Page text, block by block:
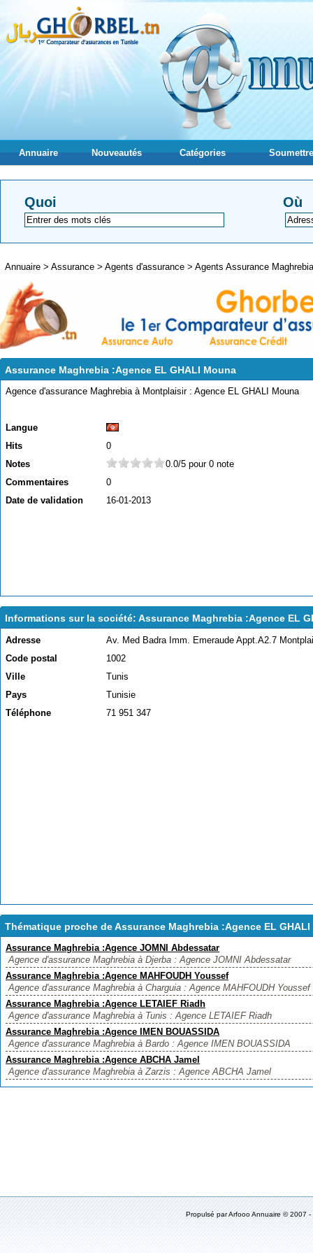
Annuaire Nouveautés Catégories
Quoi Où
Annuaire > Assurance > Agents d'assurance > Agents Assurance Maghrebia
Assurance Maghrebia :Agence EL GHALI Mouna
Agence d'assurance Maghrebia à Montplaisir : Agence EL GHALI Mouna
Langue
Hits
0
Notes
0.0/5 pour 0 note
Commentaires
0
Date de validation
16-01-2013
Informations sur la société: Assurance Maghrebia :Agence EL
Adresse
Av. Med Badra Imm. Emeraude Appt.A2.7
Code postal
1002
Ville
Tunis
Pays
Tunisie
Téléphone
71 951 347
Thématique proche de Assurance Maghrebia :Agence EL GHALI
Assurance Maghrebia :Agence JOMNI Abdessatar
Agence d'assurance Maghrebia à Djerba : Agence JOMNI Abdessatar
Assurance Maghrebia :Agence MAHFOUDH Youssef
Agence d'assurance Maghrebia à Charguia : Agence MAHFOUDH Youssef
Assurance Maghrebia :Agence LETAIEF Riadh
Agence d'assurance Maghrebia à Tunis : Agence LETAIEF Riadh
Assurance Maghrebia :Agence IMEN BOUASSIDA
Agence d'assurance Maghrebia à Bardo : Agence IMEN BOUASSIDA
Assurance Maghrebia :Agence ABCHA Jamel
Agence d'assurance Maghrebia à Zarzis : Agence ABCHA Jamel
Propulsé parArfooo Annuaire © 2007